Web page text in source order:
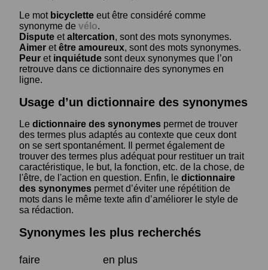
Le mot bicyclette eut être considéré comme
synonyme de vélo.
Dispute etaltercation, sont des mots synonymes.
Aimer etêtre amoureux, sont des mots synonymes.
Peur et inquiétude sont deux synonymes que l’on
retrouve dans ce dictionnaire des synonymes en
ligne.
Usage d’un dictionnaire des synonymes
Le dictionnaire des synonymes permet de trouver
des termes plus adaptés au contexte que ceux dont
on se sert spontanément. Il permet également de
trouver des termes plus adéquat pour restituer un trait
caractéristique, le but, la fonction, etc. de la chose, de
l'être, de l'action en question. Enfin, le dictionnaire
des synonymes permet d’éviter une répétition de
mots dans le même texte afin d’améliorer le style de
sa rédaction.
Synonymes les plus recherchés
faire
en plus